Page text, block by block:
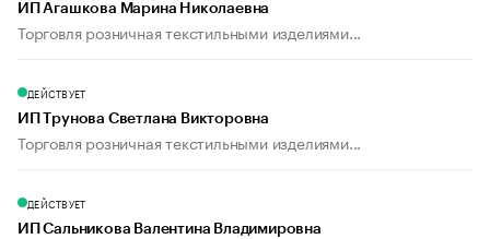
ИП Агашкова Марина Николаевна
Торговля розничная текстильными изделиями...
ДЕЙСТВУЕТ
ИП Трунова Светлана Викторовна
Торговля розничная текстильными изделиями...
ДЕЙСТВУЕТ
ИП Сальникова Валентина Владимировна